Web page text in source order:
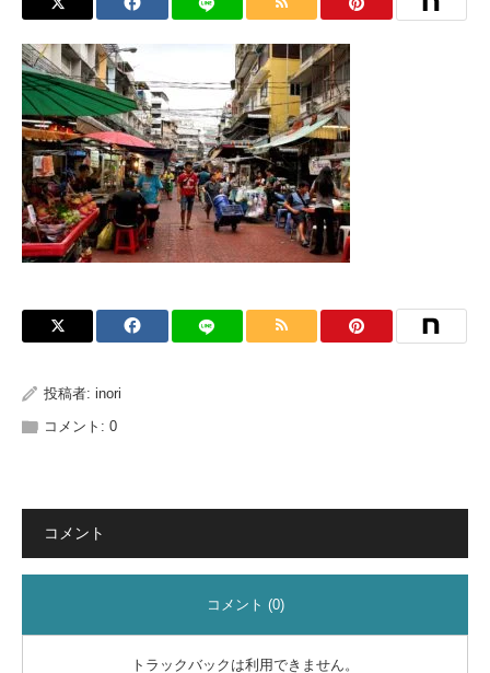
投稿者: inori
コメント: 0
コメント
コメント (0)
トラックバックは利用できません。